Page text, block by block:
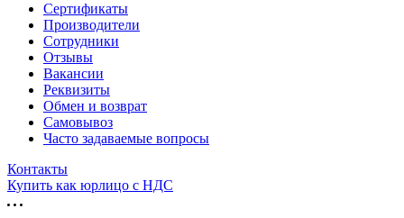
Сертификаты
Производители
Сотрудники
Отзывы
Вакансии
Реквизиты
Обмен и возврат
Самовывоз
Часто задаваемые вопросы
Контакты
Купить как юрлицо с НДС